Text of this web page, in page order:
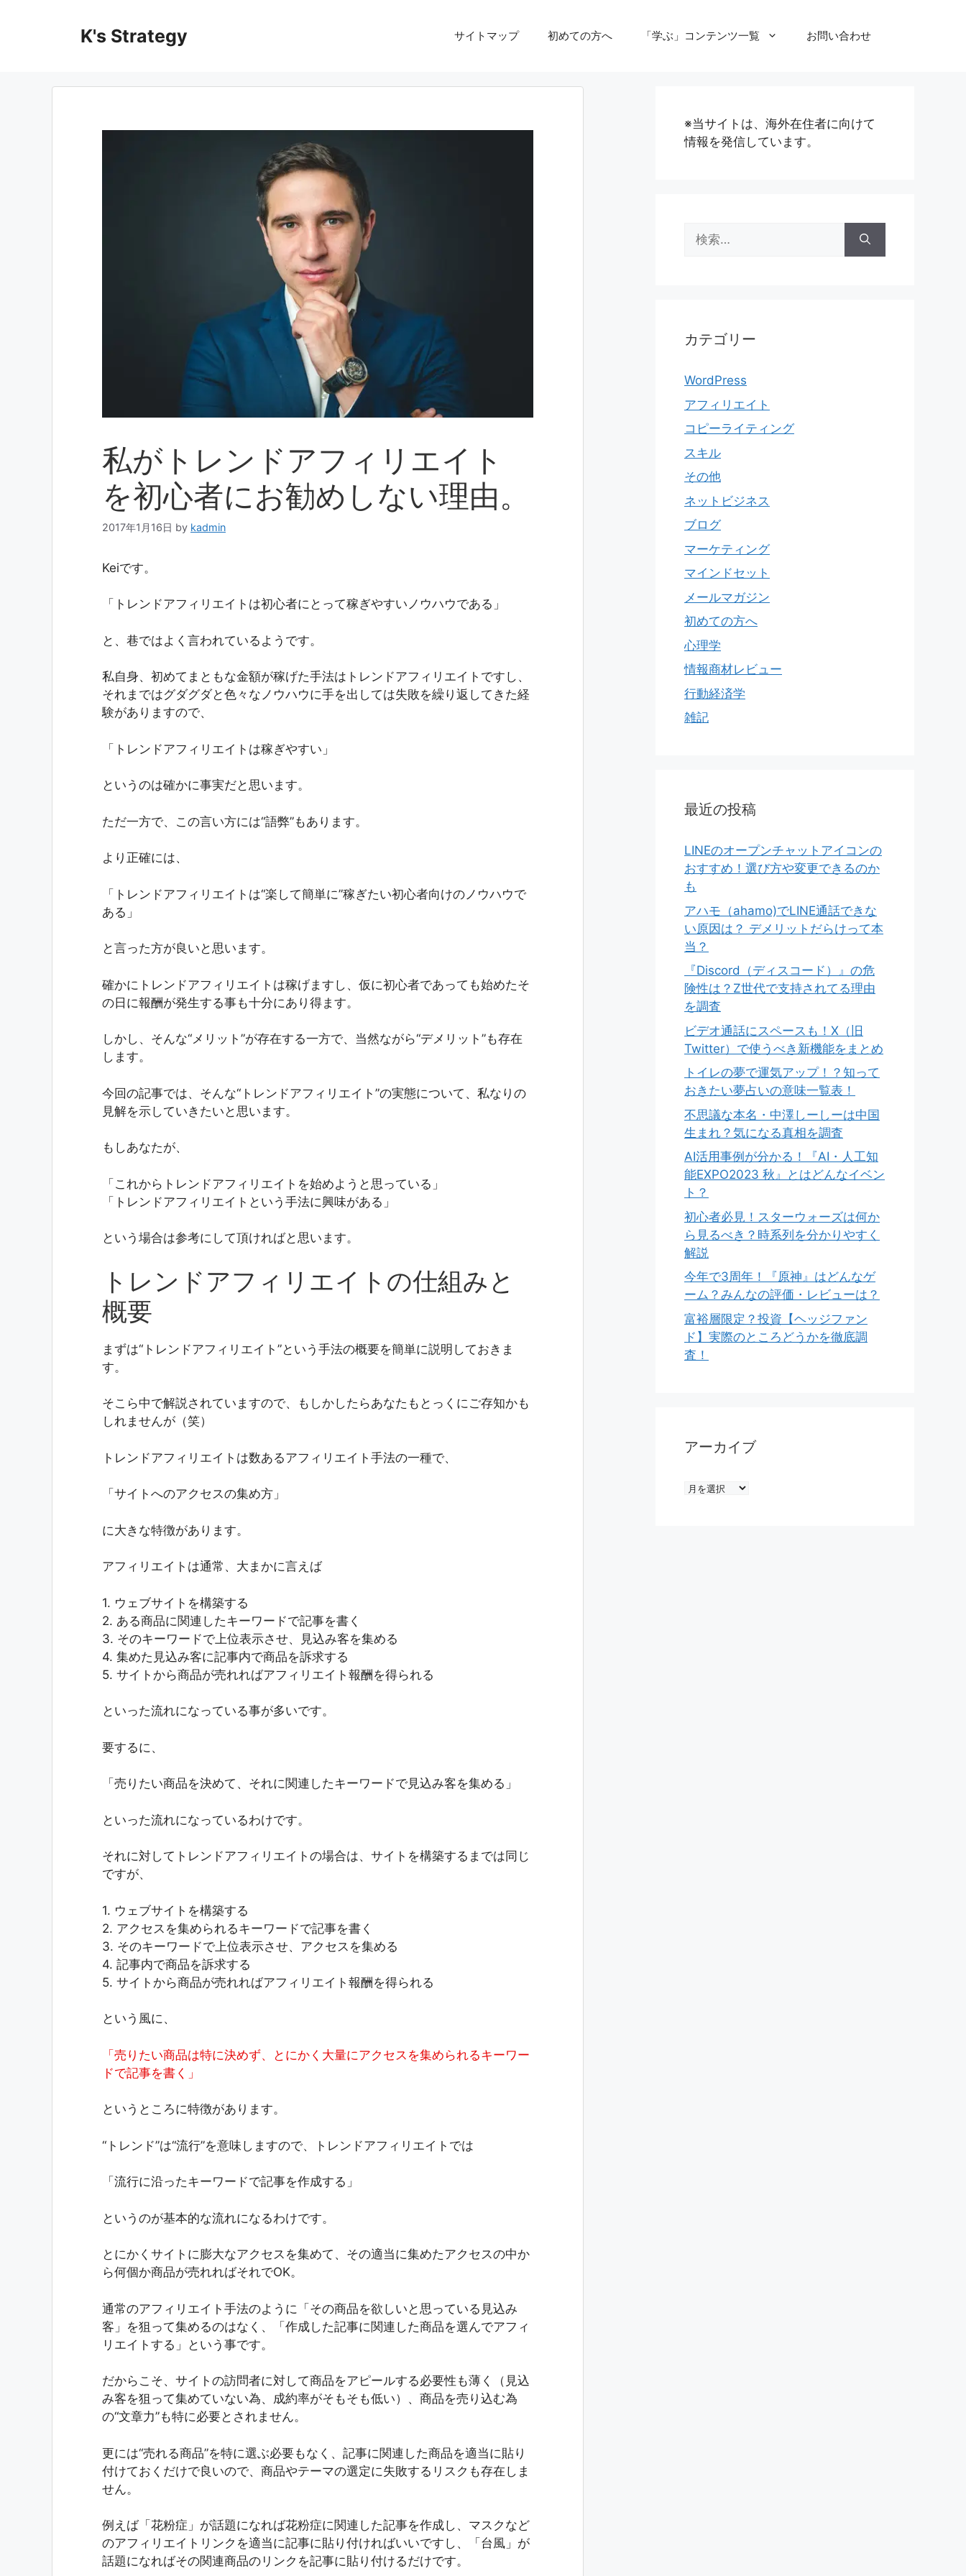
K's Strategy サイトマップ 初めての方へ 「学ぶ」コンテンツ一覧 お問い合わせ
私がトレンドアフィリエイト
を初心者にお勧めしない理由。
2017年1月16日 by kadmin
Keiです。
「トレンドアフィリエイトは初心者にとって稼ぎやすいノウハウである」
と、巷ではよく言われているようです。
私自身、初めてまともな金額が稼げた手法はトレンドアフィリエイトですし、
それまではグダグダと色々なノウハウに手を出しては失敗を繰り返してきた経
験がありますので、
「トレンドアフィリエイトは稼ぎやすい」
というのは確かに事実だと思います。
ただ一方で、この言い方には“語弊”もあります。
より正確には、
「トレンドアフィリエイトは“楽して簡単に”稼ぎたい初心者向けのノウハウで
ある」
と言った方が良いと思います。
確かにトレンドアフィリエイトは稼げますし、仮に初心者であっても始めたそ
の日に報酬が発生する事も十分にあり得ます。
しかし、そんな“メリット”が存在する一方で、当然ながら“デメリット”も存在
します。
今回の記事では、そんな“トレンドアフィリエイト”の実態について、私なりの
見解を示していきたいと思います。
もしあなたが、
「これからトレンドアフィリエイトを始めようと思っている」
「トレンドアフィリエイトという手法に興味がある」
という場合は参考にして頂ければと思います。
トレンドアフィリエイトの仕組みと
概要
まずは“トレンドアフィリエイト”という手法の概要を簡単に説明しておきま
す。
そこら中で解説されていますので、もしかしたらあなたもとっくにご存知かも
しれませんが（笑）
トレンドアフィリエイトは数あるアフィリエイト手法の一種で、
「サイトへのアクセスの集め方」
に大きな特徴があります。
アフィリエイトは通常、大まかに言えば
1. ウェブサイトを構築する
2. ある商品に関連したキーワードで記事を書く
3. そのキーワードで上位表示させ、見込み客を集める
4. 集めた見込み客に記事内で商品を訴求する
5. サイトから商品が売れればアフィリエイト報酬を得られる
といった流れになっている事が多いです。
要するに、
「売りたい商品を決めて、それに関連したキーワードで見込み客を集める」
といった流れになっているわけです。
それに対してトレンドアフィリエイトの場合は、サイトを構築するまでは同じ
ですが、
1. ウェブサイトを構築する
2. アクセスを集められるキーワードで記事を書く
3. そのキーワードで上位表示させ、アクセスを集める
4. 記事内で商品を訴求する
5. サイトから商品が売れればアフィリエイト報酬を得られる
という風に、
「売りたい商品は特に決めず、とにかく大量にアクセスを集められるキーワー
ドで記事を書く」
というところに特徴があります。
“トレンド”は“流行”を意味しますので、トレンドアフィリエイトでは
「流行に沿ったキーワードで記事を作成する」
というのが基本的な流れになるわけです。
とにかくサイトに膨大なアクセスを集めて、その適当に集めたアクセスの中か
ら何個か商品が売れればそれでOK。
通常のアフィリエイト手法のように「その商品を欲しいと思っている見込み
客」を狙って集めるのはなく、「作成した記事に関連した商品を選んでアフィ
リエイトする」という事です。
だからこそ、サイトの訪問者に対して商品をアピールする必要性も薄く（見込
み客を狙って集めていない為、成約率がそもそも低い）、商品を売り込む為
の“文章力”も特に必要とされません。
更には“売れる商品”を特に選ぶ必要もなく、記事に関連した商品を適当に貼り
付けておくだけで良いので、商品やテーマの選定に失敗するリスクも存在しま
せん。
例えば「花粉症」が話題になれば花粉症に関連した記事を作成し、マスクなど
のアフィリエイトリンクを適当に記事に貼り付ければいいですし、「台風」が
話題になればその関連商品のリンクを記事に貼り付けるだけです。
※当サイトは、海外在住者に向けて
情報を発信しています。
索:
カテゴリー
WordPress
アフィリエイト
コピーライティング
スキル
その他
ネットビジネス
ブログ
マーケティング
マインドセット
メールマガジン
初めての方へ
心理学
情報商材レビュー
行動経済学
雑記
最近の投稿
LINEのオープンチャットアイコンの
おすすめ！選び方や変更できるのか
も
アハモ（ahamo)でLINE通話できな
い原因は？ デメリットだらけって本
当？
『Discord（ディスコード）』の危
険性は？Z世代で支持されてる理由
を調査
ビデオ通話にスペースも！X（旧
Twitter）で使うべき新機能をまとめ
トイレの夢で運気アップ！？知って
おきたい夢占いの意味一覧表！
不思議な本名・中澤しーしーは中国
生まれ？気になる真相を調査
AI活用事例が分かる！『AI・人工知
能EXPO2023 秋』とはどんなイベン
ト？
初心者必見！スターウォーズは何か
ら見るべき？時系列を分かりやすく
解説
今年で3周年！『原神』はどんなゲ
ーム？みんなの評価・レビューは？
富裕層限定？投資【ヘッジファン
ド】実際のところどうかを徹底調
査！
アーカイブ
ア